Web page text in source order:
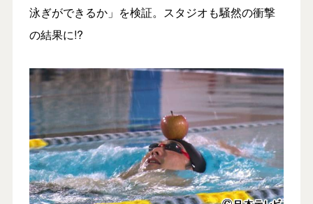
泳ぎができるか」を検証。スタジオも騒然の衝撃
の結果に!?